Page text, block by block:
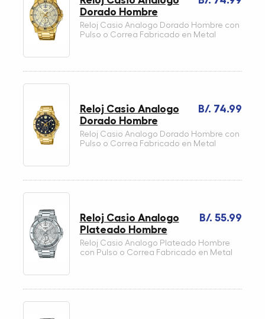
Dorado Hombre
Reloj Casio Analogo Dorado Hombre con
Pulso o Correa Fabricado en Metal
B/. 74.99
Reloj Casio Analogo
Dorado Hombre
Reloj Casio Analogo Dorado Hombre con
Pulso o Correa Fabricado en Metal
B/. 55.99
Reloj Casio Analogo
Plateado Hombre
Reloj Casio Analogo Plateado Hombre
con Pulso o Correa Fabricado en Metal